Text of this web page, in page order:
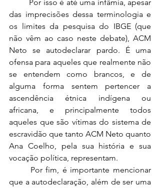
das imprecisões dessa terminologia e
os limites da pesquisa do IBGE (que
não vêm ao caso neste debate), ACM
Neto se autodeclarar pardo. É uma
ofensa para aqueles que realmente não
se entendem como brancos, e de
alguma forma sentem pertencer a
ascendência étnica indígena ou
africana, e principalmente todos
aqueles que são vítimas do sistema de
escravidão que tanto ACM Neto quanto
Ana Coelho, pela sua história e sua
vocação política, representam.
que a autodeclaração, além de ser uma